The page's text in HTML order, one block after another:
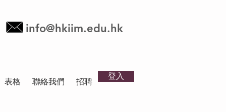
info@hkiim.edu.hk
表格 聯絡我們 招聘
登入